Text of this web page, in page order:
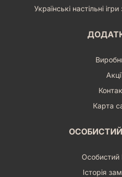
Українські настільні
Карта
ОСОБИСТИЙ
Особистий
Історія